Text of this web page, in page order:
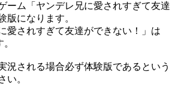
ーム「ヤンデレ兄に愛されすぎて友達
版になります。
愛されすぎて友達ができない！」は
況される場合必ず体験版であるという
い。